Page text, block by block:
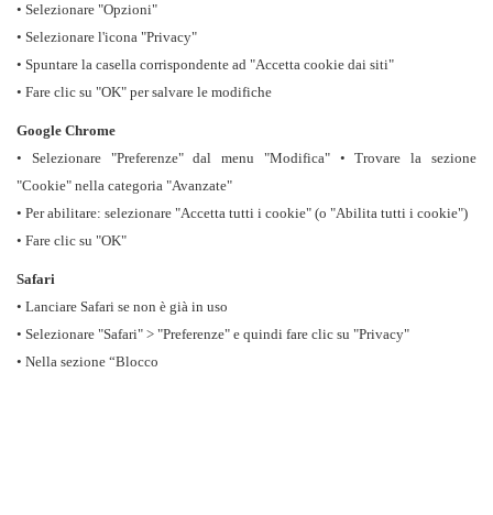
• Selezionare "Opzioni"
• Selezionare l'icona "Privacy"
• Spuntare la casella corrispondente ad "Accetta cookie dai siti"
• Fare clic su "OK" per salvare le modifiche
Google Chrome
• Selezionare "Preferenze" dal menu "Modifica" • Trovare la sezione
"Cookie" nella categoria "Avanzate"
• Per abilitare: selezionare "Accetta tutti i cookie" (o "Abilita tutti i cookie")
• Fare clic su "OK"
Safari
• Lanciare Safari se non è già in uso
• Selezionare "Safari" > "Preferenze" e quindi fare clic su "Privacy"
• Nella sezione “Blocco